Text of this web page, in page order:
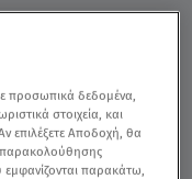
προσωπικά δεδομένα,
στοιχεία, και
επιλέξετε Αποδοχή, θα
παρακολούθησης
παρακάτω,